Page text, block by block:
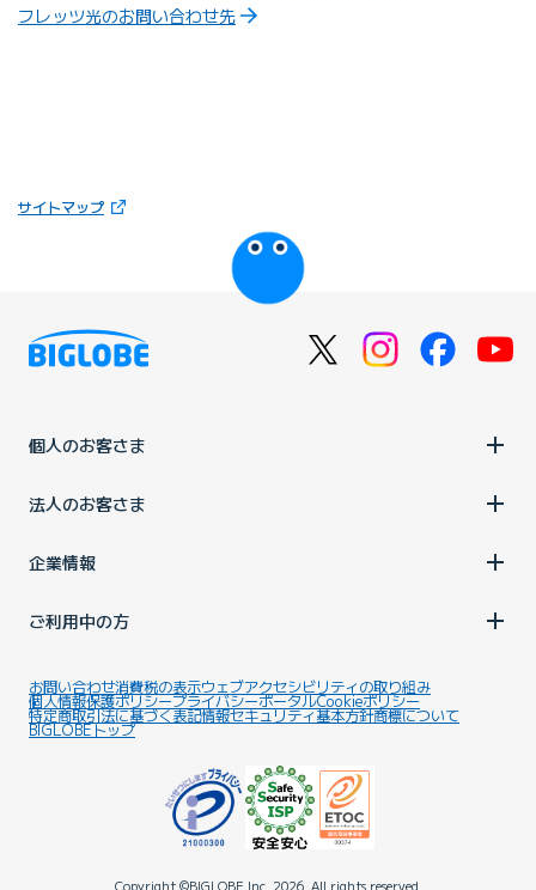
フレッツ光のお問い合わせ先
サイトマップ（新しいタブで開きます）
びっぷるのページ
個人のお客さま
法人のお客さま
企業情報
ご利用中の方
お問い合わせ消費税の表示ウェブアクセシビリティの取り組み
個人情報保護ポリシープライバシーポータルCookieポリシー
特定商取引法に基づく表記情報セキュリティ基本方針商標について
BIGLOBEトップ
Copyright ©BIGLOBE Inc. 2026. All rights reserved.